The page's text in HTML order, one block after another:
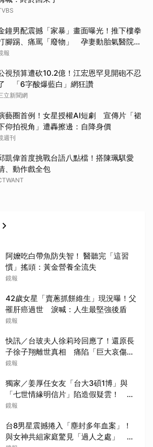
鐘男配震撼「家暴」畫面曝光！推下樓拳
腳踢、痛罵「廢物」 孕妻動胎氣醫院爆
烈衝突
報
視預算遭砍10.2億！江宏恩罕見開砲不忍
「6字酸爆藍白」網狂讚
立新聞網
藝圈首例！女星授權AI短劇 宣傳片「裙
仰拍視角」遭轟擦邊：自降身價
週刊
凱偉首度挑戰台語八點檔！搭陳珮騏愛
、動作戲全包
阿嬤吃白帶魚防失智！ 醫聽完「這習
慣」搖頭：黃金營養全流失
鏡報
42歲女星「賣蔥抓餅維生」現況曝！父
罹肝癌過世 淚喊：人生最堅強後盾
鏡報
快訊／台玻夫人徐莉玲回應了！還原長
子徐子翔離世真相 痛陷「巨大哀傷」
足不出戶
鏡報
獨家／姜厚任女友「台大3碩1博」與
「七世情緣明信片」陷造假疑雲！ 他
霸氣護愛：她是文盲我也喜歡！
鏡報
台8男星震撼捲入「塵封多年血案」！
與女神共組家庭驚見「過人之處」 抱